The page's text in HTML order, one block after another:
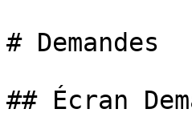
# Demandes
## Écran